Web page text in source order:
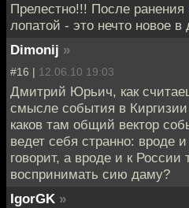
Прелестно!!! После ранения
лопатой - это нечто новое в
Dimonij »
#16 | 12.06.10 19:03
Дмитрий Юрьич, как
смысле события в
каков там общий вектор
ведет себя странно: вроде
говорит, а вроде и к России
воспринимать сию даму?
IgorGK »